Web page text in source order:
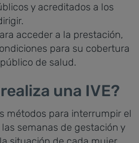
y acreditados a los
acceder a la prestación,
para su cobertura
de salud.
una IVE?
métodos para interrumpir el
semanas de gestación y